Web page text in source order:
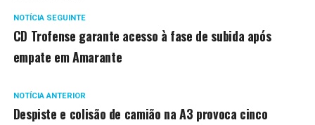
NOTÍCIA SEGUINTE
CD Trofense garante acesso à fase de subida após
empate em Amarante
NOTÍCIA ANTERIOR
Despiste e colisão de camião na A3 provoca cinco